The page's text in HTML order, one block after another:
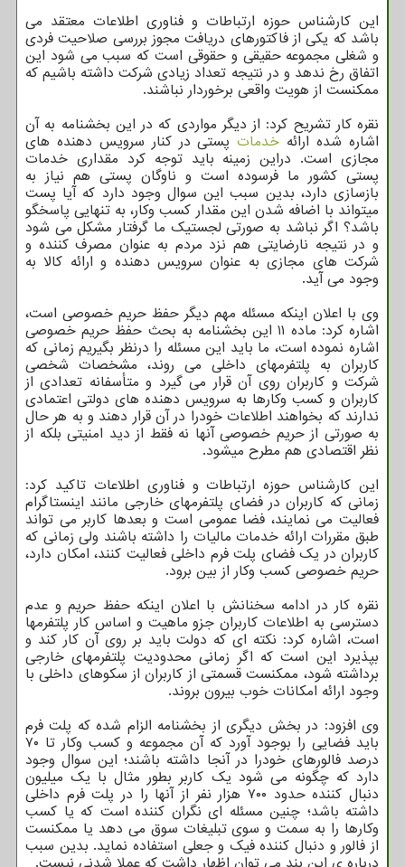
این کارشناس حوزه ارتباطات و فناوری اطلاعات معتقد می
باشد که یکی از فاکتورهای دریافت مجوز بررسی صلاحیت فردی
و شغلی مجموعه حقیقی و حقوقی است که سبب می شود این
اتفاق رخ ندهد و در نتیجه تعداد زیادی شرکت داشته باشیم که
ممکنست از هویت واقعی برخوردار نباشند.
نقره کار تشریح کرد: از دیگر مواردی که در این بخشنامه به آن
اشاره شده ارائه خدماتپستی در کنار سرویس دهنده های
مجازی است. دراین زمینه باید توجه کرد مقداری خدمات
پستی کشور ما فرسوده است و ناوگان پستی هم نیاز به
بازسازی دارد، بدین سبب این سوال وجود دارد که آیا پست
میتواند با اضافه شدن این مقدار کسب وکار، به تنهایی پاسخگو
باشد؟ اگر نباشد به صورتی لجستیک ما گرفتار مشکل می شود
و در نتیجه نارضایتی هم نزد مردم به عنوان مصرف کننده و
شرکت های مجازی به عنوان سرویس دهنده و ارائه کالا به
وجود می آید.
وی با اعلان اینکه مسئله مهم دیگر حفظ حریم خصوصی است،
اشاره کرد: ماده ۱۱ این بخشنامه به بحث حفظ حریم خصوصی
اشاره نموده است، ما باید این مسئله را درنظر بگیریم زمانی که
کاربران به پلتفرمهای داخلی می روند، مشخصات شخصی
شرکت و کاربران روی آن قرار می گیرد و متأسفانه تعدادی از
کاربران و کسب وکارها به سرویس دهنده های دولتی اعتمادی
ندارند که بخواهند اطلاعات خودرا در آن قرار دهند و به هر حال
به صورتی از حریم خصوصی آنها نه فقط از دید امنیتی بلکه از
نظر اقتصادی هم مطرح میشود.
این کارشناس حوزه ارتباطات و فناوری اطلاعات تاکید کرد:
زمانی که کاربران در فضای پلتفرمهای خارجی مانند اینستاگرام
فعالیت می نمایند، فضا عمومی است و بعدها کاربر می تواند
طبق مقررات ارائه خدمات مالیات را داشته باشند ولی زمانی که
کاربران در یک فضای پلت فرم داخلی فعالیت کنند، امکان دارد،
حریم خصوصی کسب وکار از بین برود.
نقره کار در ادامه سخنانش با اعلان اینکه حفظ حریم و عدم
دسترسی به اطلاعات کاربران جزو ماهیت و اساس کار پلتفرمها
است، اشاره کرد: نکته ای که دولت باید بر روی آن کار کند و
بپذیرد این است که اگر زمانی محدودیت پلتفرمهای خارجی
برداشته شود، ممکنست قسمتی از کاربران از سکوهای داخلی با
وجود ارائه امکانات خوب بیرون بروند.
وی افزود: در بخش دیگری از بخشنامه الزام شده که پلت فرم
باید فضایی را بوجود آورد که آن مجموعه و کسب وکار تا ۷۰
درصد فالورهای خودرا در آنجا داشته باشند؛ این سوال وجود
دارد که چگونه می شود یک کاربر بطور مثال با یک میلیون
دنبال کننده حدود ۷۰۰ هزار نفر از آنها را در پلت فرم داخلی
داشته باشد؛ چنین مسئله ای نگران کننده است که یا کسب
وکارها را به سمت و سوی تبلیغات سوق می دهد یا ممکنست
از فالور و دنبال کننده فیک و جعلی استفاده نماید. بدین سبب